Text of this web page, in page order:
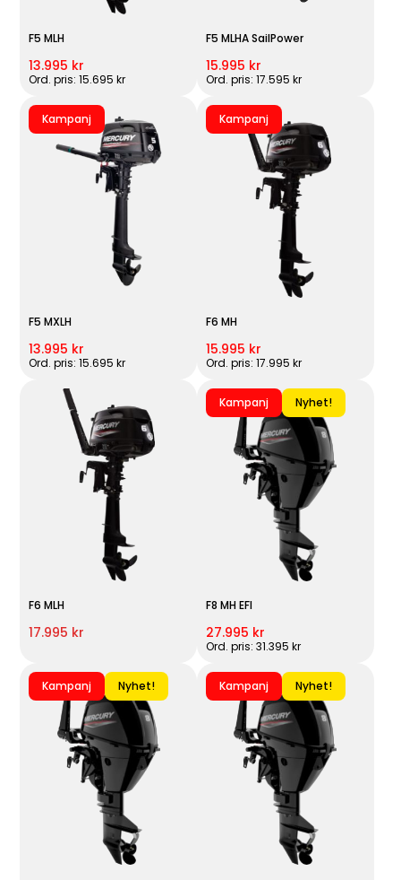
F5 MLH
13.995 kr
Ord. pris: 15.695 kr
F5 MLHA SailPower
15.995 kr
Ord. pris: 17.595 kr
Kampanj
F5 MXLH
13.995 kr
Ord. pris: 15.695 kr
Kampanj
F6 MH
15.995 kr
Ord. pris: 17.995 kr
F6 MLH
17.995 kr
Kampanj Nyhet!
F8 MH EFI
27.995 kr
Ord. pris: 31.395 kr
Kampanj Nyhet! Kampanj Nyhet!